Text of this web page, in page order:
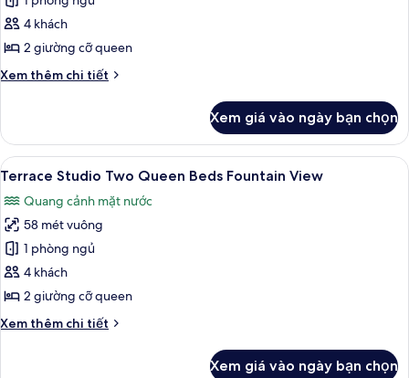
Terrace
Studio
Two
Queen
4 khách
2 giường cỡ queen
Xem thêm chi tiết
Chi
Terrace
Studio
Two
Beds
Xem giá vào ngày bạn chọn
Xem
tất
cả
ảnh
Terrace
Studio
Two
Beds
Bộ trải giường bằng vải cotton Ai
6
Terrace Studio Two Queen Beds Fountain View
Quang cảnh mặt nước
58 mét vuông
1 phòng ngủ
4 khách
2 giường cỡ queen
Xem thêm chi tiết
Chi
Xem giá vào ngày bạn chọn